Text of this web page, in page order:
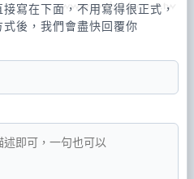
寫在下面，不用寫得很正式，
後，我們會盡快回覆你